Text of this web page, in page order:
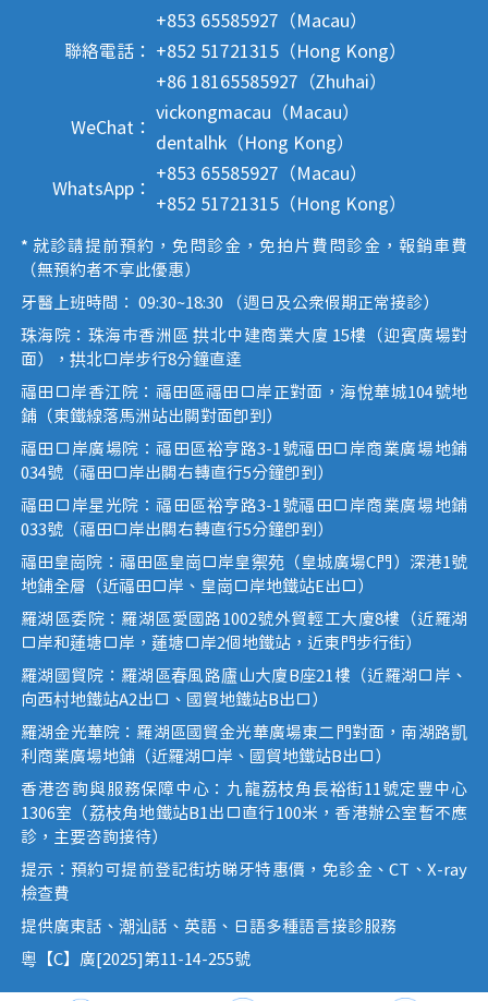
聯絡電話：
+853 65585927（Macau）
+852 51721315（Hong Kong）
+86 18165585927（Zhuhai）
WeChat：
vickongmacau（Macau）
dentalhk（Hong Kong）
WhatsApp：
+853 65585927（Macau）
+852 51721315（Hong Kong）
* 就診請提前預約，免問診金，免拍片費問診金，報銷車費
（無預約者不享此優惠）
牙醫上班時間： 09:30~18:30 （週日及公眾假期正常接診）
珠海院：珠海市香洲區 拱北中建商業大廈 15樓（迎賓廣場對
面），拱北口岸步行8分鐘直達
福田口岸香江院：福田區福田口岸正對面，海悅華城104號地
鋪（東鐵線落馬洲站出關對面即到）
福田口岸廣場院：福田區裕亨路3-1號福田口岸商業廣場地鋪
034號（福田口岸出關右轉直行5分鐘即到）
福田口岸星光院：福田區裕亨路3-1號福田口岸商業廣場地鋪
033號（福田口岸出關右轉直行5分鐘即到）
福田皇崗院：福田區皇崗口岸皇禦苑（皇城廣場C門）深港1號
地鋪全層（近福田口岸、皇崗口岸地鐵站E出口）
羅湖區委院：羅湖區愛國路1002號外貿輕工大廈8樓（近羅湖
口岸和蓮塘口岸，蓮塘口岸2個地鐵站，近東門步行街）
羅湖國貿院：羅湖區春風路廬山大廈B座21樓（近羅湖口岸、
向西村地鐵站A2出口、國貿地鐵站B出口）
羅湖金光華院：羅湖區國貿金光華廣場東二門對面，南湖路凱
利商業廣場地鋪（近羅湖口岸、國貿地鐵站B出口）
香港咨詢與服務保障中心：九龍荔枝角長裕街11號定豐中心
1306室（荔枝角地鐵站B1出口直行100米，香港辦公室暫不應
診，主要咨詢接待）
提示：預約可提前登記街坊睇牙特惠價，免診金、CT、X-ray
檢查費
提供廣東話、潮汕話、英語、日語多種語言接診服務
粵【C】廣[2025]第11-14-255號